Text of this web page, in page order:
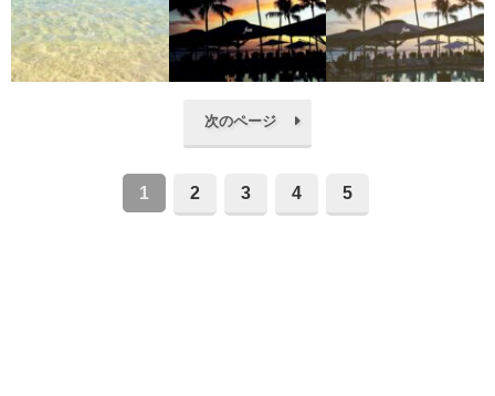
次のページ
1 2 3 4 5